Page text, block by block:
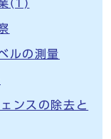
(1)
ルの測量
ンスの除去と